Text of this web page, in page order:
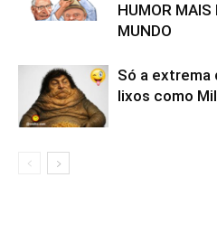
HUMOR MAIS
MUNDO
Só a
lixos como